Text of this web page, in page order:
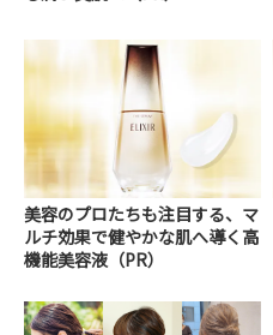
美容のプロたちも注目する、マ
ルチ効果で健やかな肌へ導く高
機能美容液（PR）